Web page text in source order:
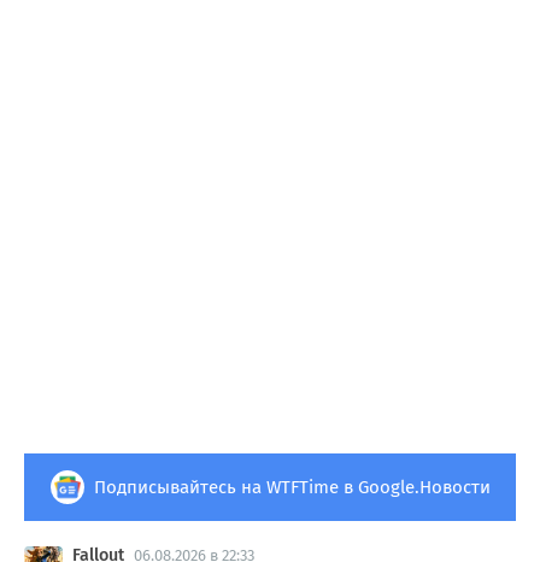
Подписывайтесь на WTFTime в Google.Новости
Fallout 06.08.2026 в 22:33